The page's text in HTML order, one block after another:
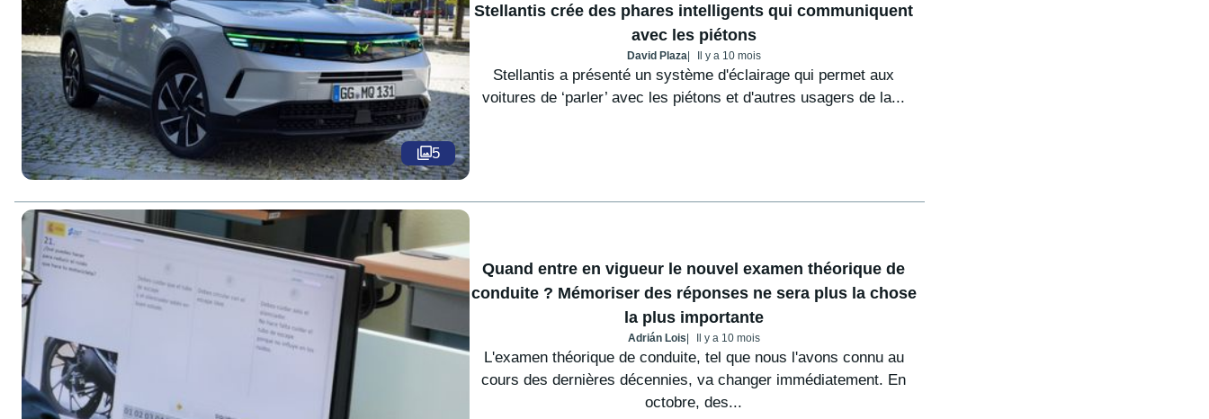
5
Stellantis crée des phares intelligents qui communiquent
avec les piétons
David Plaza Il y a 10 mois
Stellantis a présenté un système d'éclairage qui permet aux
voitures de ‘parler’ avec les piétons et d'autres usagers de la...
Quand entre en vigueur le nouvel examen théorique de
conduite ? Mémoriser des réponses ne sera plus la chose
la plus importante
Adrián Lois Il y a 10 mois
L'examen théorique de conduite, tel que nous l'avons connu au
cours des dernières décennies, va changer immédiatement. En
octobre, des...